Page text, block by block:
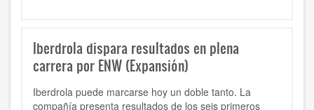
Iberdrola dispara resultados en plena
carrera por ENW (Expansión)
Iberdrola puede marcarse hoy un doble tanto. La
compañía presenta resultados de los seis primeros